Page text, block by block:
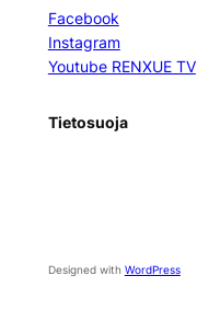
Facebook
Instagram
Youtube RENXUE TV
Tietosuoja
Designed with WordPress